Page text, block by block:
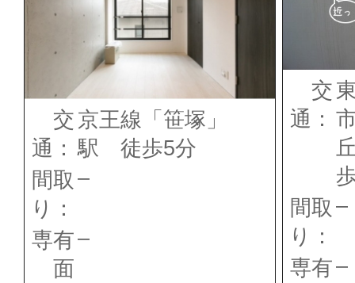
交
通：
京王線「笹塚」
駅 徒歩5分
間取
り：
–
専有
面
–
交
通：
間取
り：
–
専有–